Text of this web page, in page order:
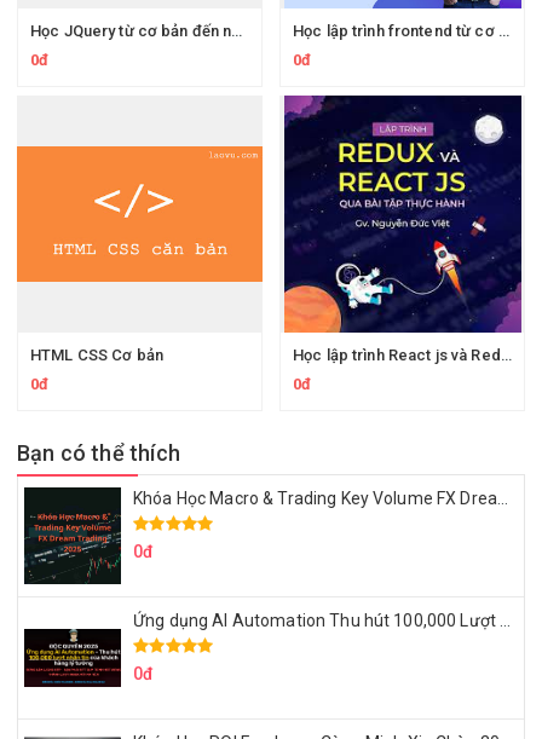
Học JQuery từ cơ bản đến nâng cao
0đ
Học lập trình frontend từ cơ bản Bootstrap 4, Jquery, CSS3, HTML5 Học toàn bộ kiến thức về CSS3, HTML5
0đ
HTML CSS Cơ bản
0đ
Học lập trình React js và Redux từ đầu, tạo ứng dụng fullstack với Node JS + React
0đ
Bạn có thể thích
0đ
0đ